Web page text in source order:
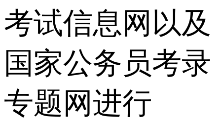
考试信息网以及
国家公务员考录
专题网进行